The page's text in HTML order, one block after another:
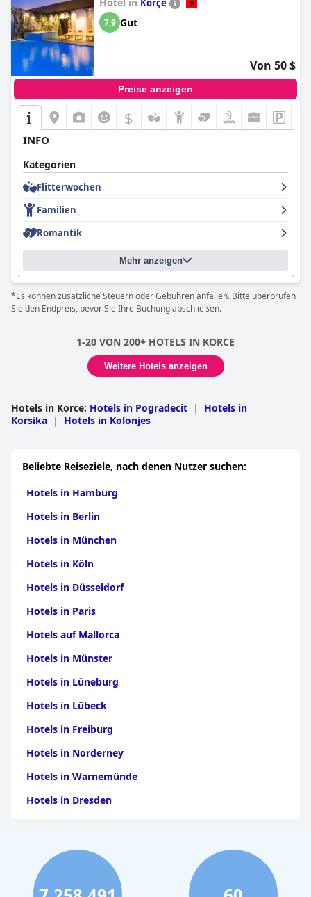
Korçë
7,9 Gut
Von 50 $
Preise anzeigen
$
INFO
Kategorien
Flitterwochen
Familien
Romantik
Mehr anzeigen
*Es können zusätzliche Steuern oder Gebühren anfallen. Bitte überprüfen
Sie den Endpreis, bevor Sie Ihre Buchung abschließen.
1-20 VON 200+ HOTELS IN KORCE
Weitere Hotels anzeigen
Hotels in Korce: Hotels in Pogradecit |
Hotels in
Korsika | Hotels in Kolonjes
Beliebte Reiseziele, nach denen Nutzer suchen:
Hotels in Hamburg
Hotels in Berlin
Hotels in München
Hotels in Köln
Hotels in Düsseldorf
Hotels in Paris
Hotels auf Mallorca
Hotels in Münster
Hotels in Lüneburg
Hotels in Lübeck
Hotels in Freiburg
Hotels in Norderney
Hotels in Warnemünde
Hotels in Dresden
Hotels in Stuttgart
Hotels in Leipzig